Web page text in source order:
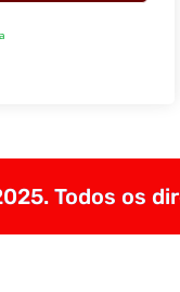
Todos os